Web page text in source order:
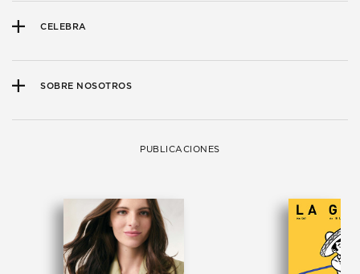
CELEBRA
SOBRE NOSOTROS
PUBLICACIONES